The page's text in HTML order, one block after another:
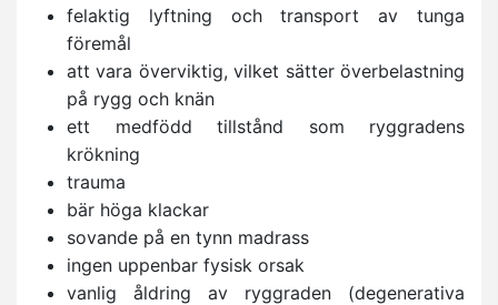
felaktig lyftning och transport av tunga
föremål
att vara överviktig, vilket sätter överbelastning
på rygg och knän
ett medfödd tillstånd som ryggradens
krökning
trauma
bär höga klackar
sovande på en tynn madrass
ingen uppenbar fysisk orsak
vanlig åldring av ryggraden (degenerativa